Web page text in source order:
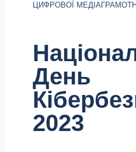
ЦИФРОВОЇ
День
2023